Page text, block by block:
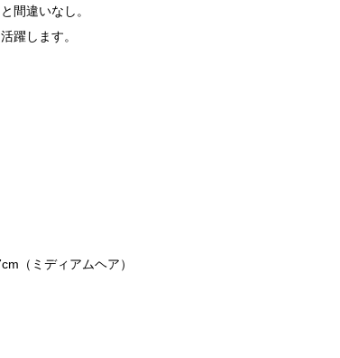
間違いなし。
躍します。
（ミディアムヘア）